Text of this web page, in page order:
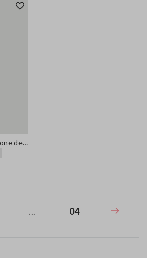
Pantaloni in misto cotone denim blu wide leg
... 04